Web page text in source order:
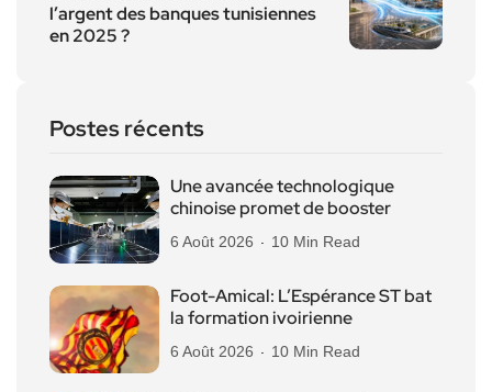
l’argent des banques tunisiennes
en 2025 ?
Postes récents
Une avancée technologique
chinoise promet de booster
6 Août 2026 10 Min Read
Foot-Amical: L’Espérance ST bat
la formation ivoirienne
6 Août 2026 10 Min Read